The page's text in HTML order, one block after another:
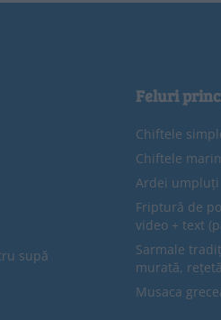
supă
Feluri
Chiftele
Chiftele
Ardei umpluți
Friptură de
video + text
Sarmale
murată,
Musaca